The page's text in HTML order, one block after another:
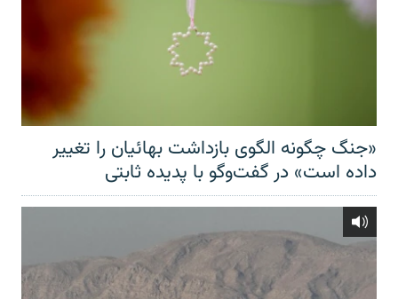
«جنگ چگونه الگوی بازداشت بهائیان را تغییر
داده است» در گفت‌وگو با پدیده ثابتی